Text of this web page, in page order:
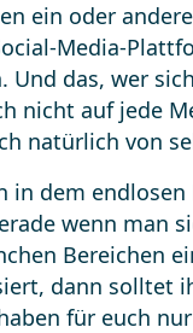
ein oder
Media-
Und das, wer
nicht auf jede
natürlich von
in dem
wenn man
Bereichen
dann solltet
für euch